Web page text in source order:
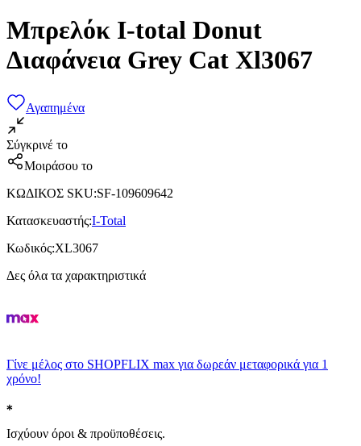
Mπρελόκ I-total Donut
Διαφάνεια Grey Cat Xl3067
Αγαπημένα
Σύγκρινέ το
Μοιράσου το
ΚΩΔΙΚΟΣ SKU:SF-109609642
Κατασκευαστής:I-Total
Κωδικός:XL3067
Δες όλα τα χαρακτηριστικά
Γίνε μέλος στο SHOPFLIX max για δωρεάν μεταφορικά για 1
χρόνο!
Ισχύουν όροι & προϋποθέσεις.